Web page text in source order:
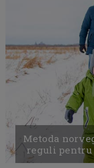
Metoda
reguli pentru